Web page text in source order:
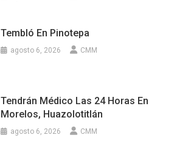
Tembló En Pinotepa
agosto 6, 2026 CMM
Tendrán Médico Las 24 Horas En
Morelos, Huazolotitlán
agosto 6, 2026 CMM